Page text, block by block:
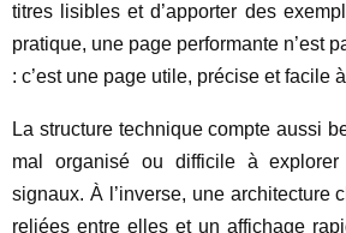
titres lisibles et d’apporter des
pratique, une page performante n’est
: c’est une page utile, précise et facile
La structure technique compte aussi
mal organisé ou difficile à
signaux. À l’inverse, une architecture
reliées entre elles et un affichage